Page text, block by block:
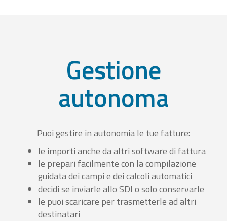
Gestione
autonoma
Puoi gestire in autonomia le tue fatture:
le importi anche da altri software di fattura
le prepari facilmente con la compilazione
guidata dei campi e dei calcoli automatici
decidi se inviarle allo SDI o solo conservarle
le puoi scaricare per trasmetterle ad altri
destinatari